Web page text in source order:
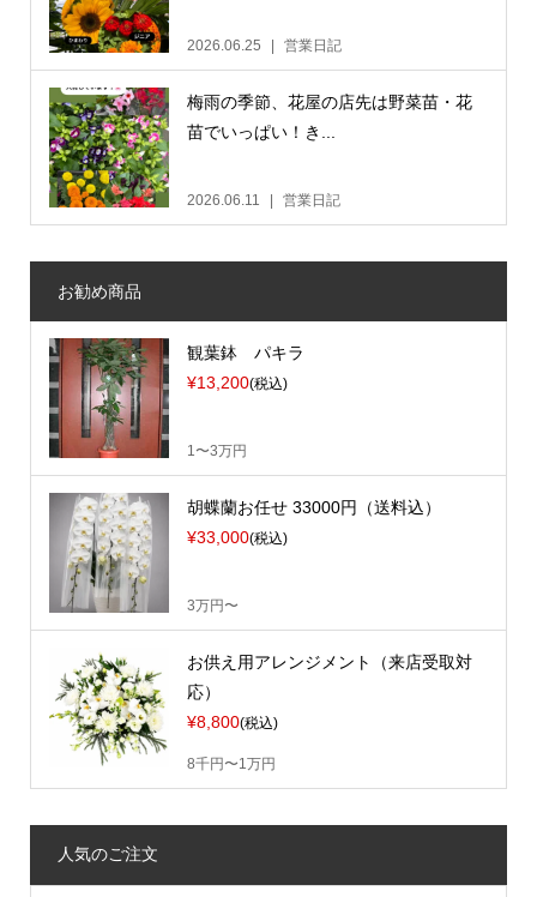
2026.06.25 営業日記
梅雨の季節、花屋の店先は野菜苗・花
苗でいっぱい！き...
2026.06.11 営業日記
お勧め商品
観葉鉢 パキラ
¥13,200(税込)
1〜3万円
胡蝶蘭お任せ 33000円（送料込）
¥33,000(税込)
3万円〜
お供え用アレンジメント（来店受取対
応）
¥8,800(税込)
8千円〜1万円
人気のご注文